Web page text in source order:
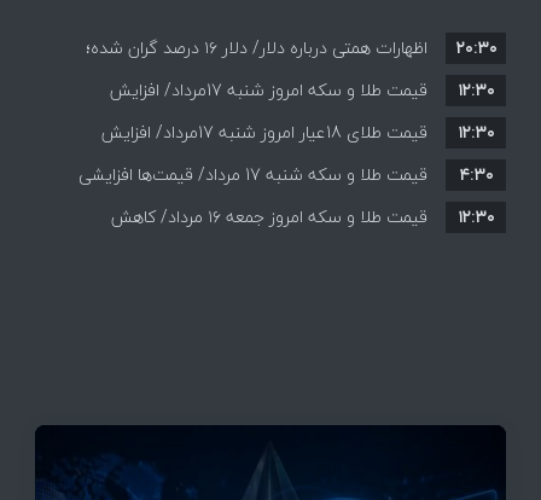
اظهارات همتی درباره دلار/ دلار ۱۶ درصد گران شده؛
این افزایش طبیعی است
۲۰:۳۰
قیمت طلا و سکه امروز شنبه 17مرداد/ افزایش
همه قیمت ها + جدول و جزئیات
۱۲:۳۰
قیمت طلای 18عیار امروز شنبه 17مرداد/ افزایش
قیمت + جدول و جزئیات
۱۲:۳۰
قیمت طلا و سکه شنبه 17 مرداد/ قیمت‌ها افزایشی
۴:۳۰
قیمت طلا و سکه امروز جمعه ۱۶ مرداد/ کاهش
۱۲:۳۰